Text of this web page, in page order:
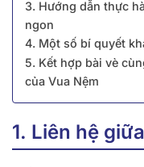
3. Hướng dẫn thực
ngon
4. Một số bí quyết
5. Kết hợp bài vè
của Vua Nệm
1. Liên hệ